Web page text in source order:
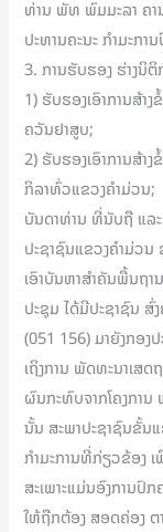
ທ່ານ ພັທ ພົມມະລາ ຄາ
ປະທານຄະນະ ກຳມະກາ
3. ການຮັບຮອງ ຮ່າງນິ
1) ຮັບຮອງເອົາການສ້າ
ຄວັນຢາສູບ;
2) ຮັບຮອງເອົາການສ້າ
ກິລາທົ່ວແຂວງຄໍາມ່ວນ;
ບັນດາທ່ານ ທີ່ນັບຖື ແລ
ປະຊາຊົນແຂວງຄຳມ່ວ
ເອົາບັນຫາສໍາຄັນພື້ນຖາ
ປະຊຸມ ໄດ້ມີປະຊາຊົນ ສົ່
(051 156) ມາຍັງກອ
ເຖິງການ ພັດທະນາເສ
ຜົນກະທົບຈາກໂຄງການ
ນັ້ນ ສະພາປະຊາຊົນຂັ້ນ
ກໍາມະການທີ່ກ່ຽວຂ້ອງ
ສະເພາະແມ່ນອົງການປົ
ໃຫ້ຖືກຕ້ອງ ສອດຄ່ອງ